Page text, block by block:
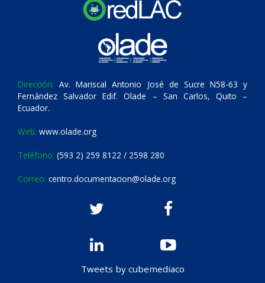
Dirección: Av. Mariscal Antonio José de Sucre N58-63 y
Fernández Salvador Edif. Olade – San Carlos, Quito –
Ecuador.
Web: www.olade.org
Teléfono: (593 2) 259 8122 / 2598 280
Correo: centro.documentacion@olade.org
Tweets by cubemediaco